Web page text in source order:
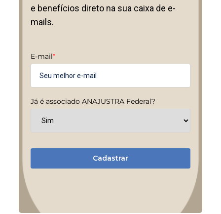
e benefícios direto na sua caixa de e-
mails.
E-mail*
Já é associado ANAJUSTRA Federal?
Cadastrar